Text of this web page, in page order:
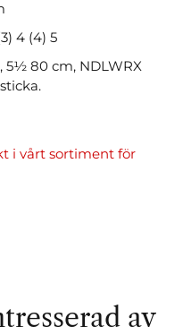
4 (4) 5
5½ 80 cm, NDLWRX
i vårt sortiment för
av